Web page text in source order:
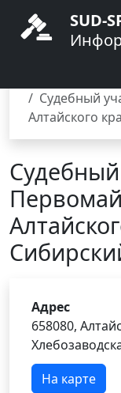
SUD-
Судебный
Алтайского
Адрес
658080,
На карте